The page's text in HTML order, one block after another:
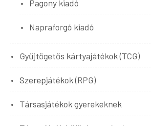
Pagony kiadó
Napraforgó kiadó
Gyűjtögetős kártyajátékok (TCG)
Szerepjátékok (RPG)
Társasjátékok gyerekeknek